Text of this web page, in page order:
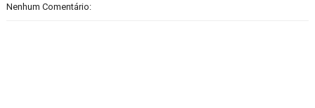
Nenhum Comentário: